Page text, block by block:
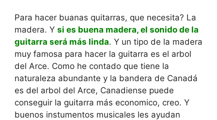
Para hacer buanas quitarras, que necesita? La
madera. Y si es buena madera, el sonido de la
guitarra será más linda. Y un tipo de la madera
muy famosa para hacer la guitarra es el arbol
del Arce. Como he contado que tiene la
naturaleza abundante y la bandera de Canadá
es del arbol del Arce, Canadiense puede
conseguir la guitarra más economico, creo. Y
buenos instumentos musicales les ayudan